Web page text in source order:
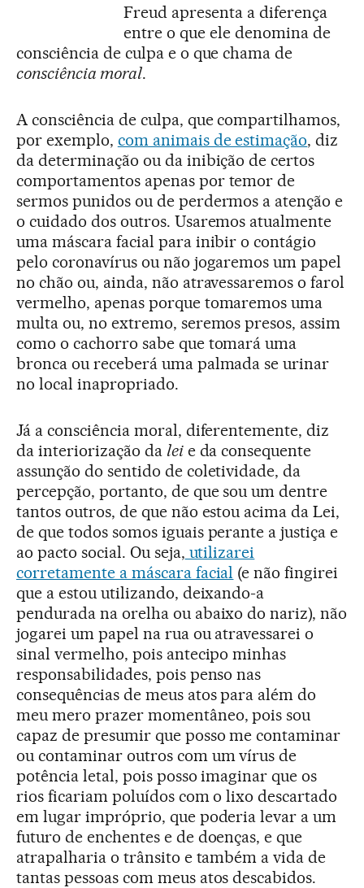
Freud apresenta a diferença
entre o que ele denomina de
consciência de culpa e o que chama de
consciência moral.
A consciência de culpa, que compartilhamos,
por exemplo, com animais de estimação, diz
da determinação ou da inibição de certos
comportamentos apenas por temor de
sermos punidos ou de perdermos a atenção e
o cuidado dos outros. Usaremos atualmente
uma máscara facial para inibir o contágio
pelo coronavírus ou não jogaremos um papel
no chão ou, ainda, não atravessaremos o farol
vermelho, apenas porque tomaremos uma
multa ou, no extremo, seremos presos, assim
como o cachorro sabe que tomará uma
bronca ou receberá uma palmada se urinar
no local inapropriado.
Já a consciência moral, diferentemente, diz
da interiorização da leie da consequente
assunção do sentido de coletividade, da
percepção, portanto, de que sou um dentre
tantos outros, de que não estou acima da Lei,
de que todos somos iguais perante a justiça e
ao pacto social. Ou seja, utilizarei
corretamente a máscara facial (e não fingirei
que a estou utilizando, deixando-a
pendurada na orelha ou abaixo do nariz), não
jogarei um papel na rua ou atravessarei o
sinal vermelho, pois antecipo minhas
responsabilidades, pois penso nas
consequências de meus atos para além do
meu mero prazer momentâneo, pois sou
capaz de presumir que posso me contaminar
ou contaminar outros com um vírus de
potência letal, pois posso imaginar que os
rios ficariam poluídos com o lixo descartado
em lugar impróprio, que poderia levar a um
futuro de enchentes e de doenças, e que
atrapalharia o trânsito e também a vida de
tantas pessoas com meus atos descabidos.